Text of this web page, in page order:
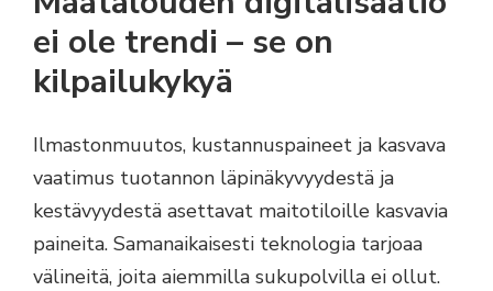
ei ole trendi – se on
kilpailukykyä
Ilmastonmuutos, kustannuspaineet ja kasvava
vaatimus tuotannon läpinäkyvyydestä ja
kestävyydestä asettavat maitotiloille kasvavia
paineita. Samanaikaisesti teknologia tarjoaa
välineitä, joita aiemmilla sukupolvilla ei ollut.